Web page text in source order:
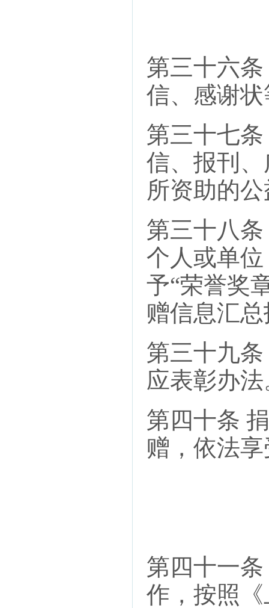
第三十六
信、感谢
第三十七
信、报刊
所资助的
第三十八
个人或单
予“荣誉奖
赠信息汇
第三十九
应表彰办法
第四十条
赠，依法
第四十一
作，按照